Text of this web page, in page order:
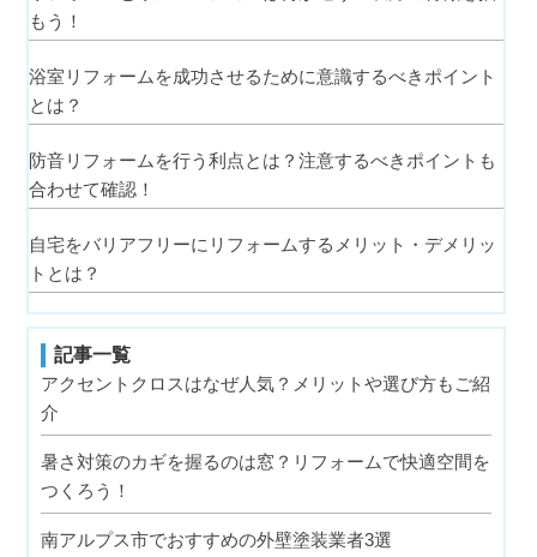
もう！
浴室リフォームを成功させるために意識するべきポイント
とは？
防音リフォームを行う利点とは？注意するべきポイントも
合わせて確認！
自宅をバリアフリーにリフォームするメリット・デメリッ
トとは？
記事一覧
アクセントクロスはなぜ人気？メリットや選び方もご紹
介
暑さ対策のカギを握るのは窓？リフォームで快適空間を
つくろう！
南アルプス市でおすすめの外壁塗装業者3選